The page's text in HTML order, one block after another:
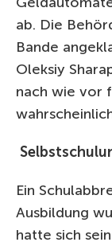
ab. Die
Bande
Oleksiy
nach wie vor
Ein
Ausbildung
hatte sich